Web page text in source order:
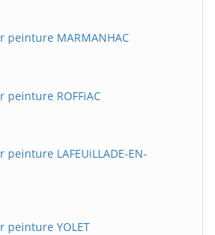
peinture MARMANHAC
peinture ROFFiAC
LAFEUiLLADE-EN-
peinture YOLET